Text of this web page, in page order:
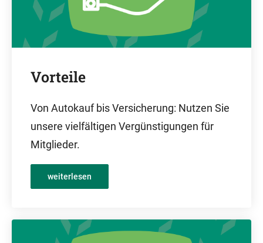
Vorteile
Von Autokauf bis Versicherung: Nutzen Sie
unsere vielfältigen Vergünstigungen für
Mitglieder.
weiterlesen